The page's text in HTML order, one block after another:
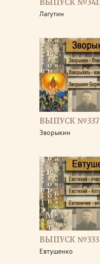
ВЫПУСК №341
Лагутин
ВЫПУСК №337
Зворыкин
ВЫПУСК №333
Евтушенко